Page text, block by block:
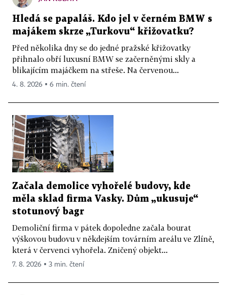
Hledá se papaláš. Kdo jel v černém BMW s
majákem skrze „Turkovu“ křižovatku?
Před několika dny se do jedné pražské křižovatky
přihnalo obří luxusní BMW se začerněnými skly a
blikajícím majáčkem na střeše. Na červenou...
4. 8. 2026 ▪ 6 min. čtení
Začala demolice vyhořelé budovy, kde
měla sklad firma Vasky. Dům „ukusuje“
stotunový bagr
Demoliční firma v pátek dopoledne začala bourat
výškovou budovu v někdejším továrním areálu ve Zlíně,
která v červenci vyhořela. Zničený objekt...
7. 8. 2026 ▪ 3 min. čtení